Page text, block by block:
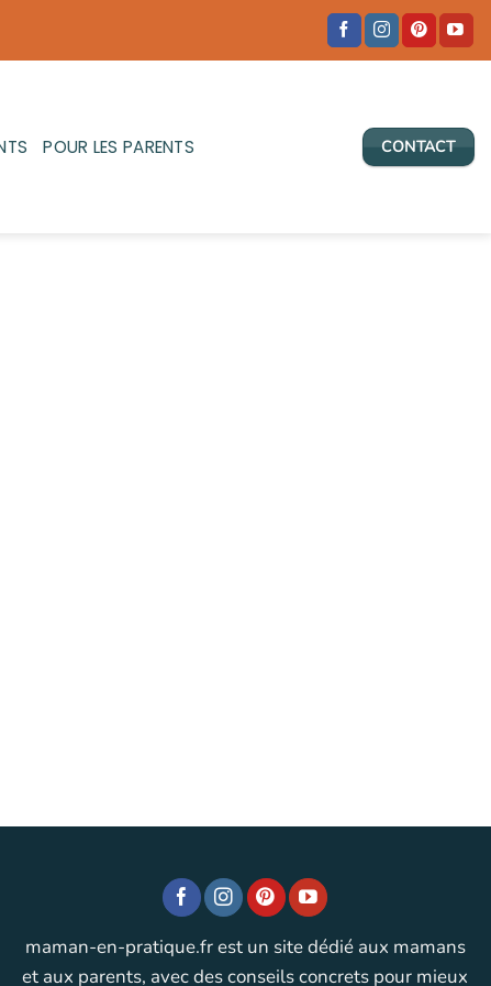
POUR LES PARENTS CONTACT
maman-en-pratique.fr est un site dédié aux mamans
et aux parents, avec des conseils concrets pour mieux